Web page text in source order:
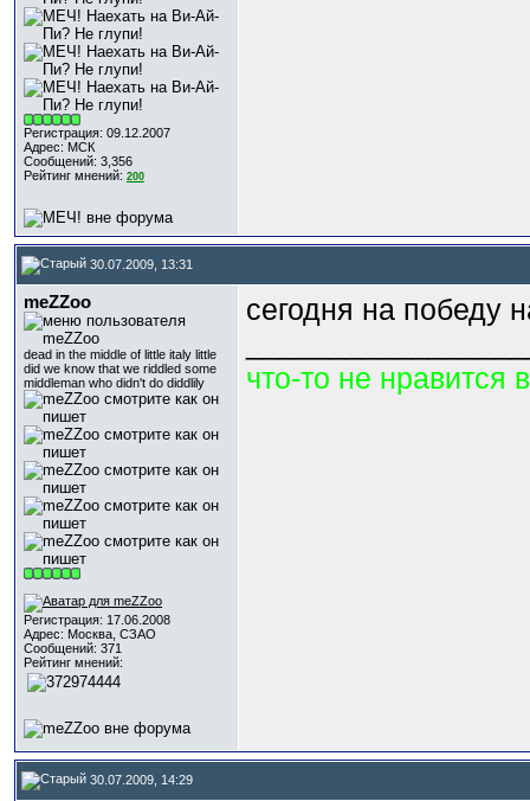
Регистрация: 09.12.2007
Адрес: МСК
Сообщений: 3,356
Рейтинг мнений: 200
30.07.2009, 13:31
meZZoo
dead in the middle of little italy little
did we know that we riddled some
middleman who didn't do diddlily
Регистрация: 17.06.2008
Адрес: Москва, СЗАО
Сообщений: 371
Рейтинг мнений:
сегодня на победу
что-то не нравится
30.07.2009, 14:29